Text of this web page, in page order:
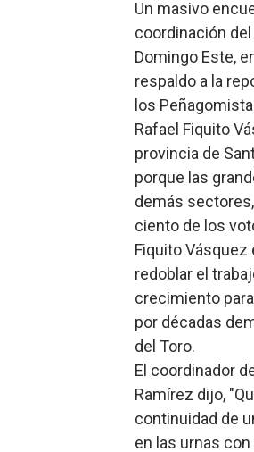
Lee
Más
Un masivo
coordinación
Domingo Este,
respaldo a la
los
Rafael Fiquito
provincia de
porque las
demás
ciento de los
Fiquito
redoblar el
crecimiento
por décadas
del Toro.
El coordinador
Ramírez dijo,
continuidad de
en las urnas